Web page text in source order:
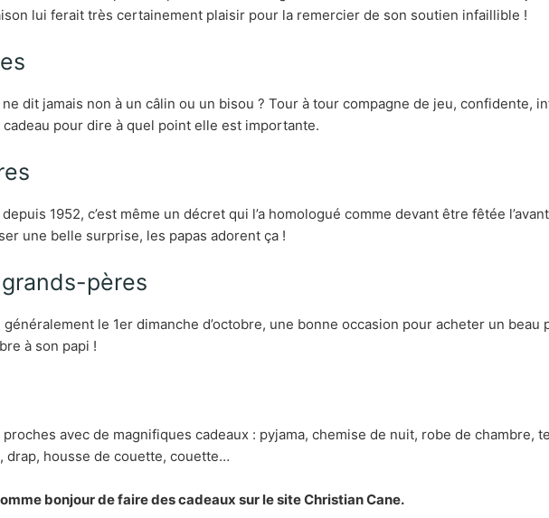
lui ferait très certainement plaisir pour la remercier de son soutien infaillible !
dit jamais non à un câlin ou un bisou ? Tour à tour compagne de jeu, confidente,
pour dire à quel point elle est importante.
1952, c’est même un décret qui l’a homologué comme devant être fêtée
une belle surprise, les papas adorent ça !
pères
le 1er dimanche d’octobre, une bonne occasion pour acheter un beau
à son papi !
avec de magnifiques cadeaux : pyjama, chemise de nuit, robe de chambre,
drap, housse de couette, couette…
bonjour de faire des cadeaux sur le site Christian Cane.